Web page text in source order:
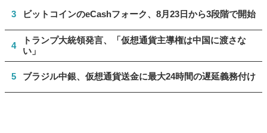
3 ビットコインのeCashフォーク、8月23日から3段階で開始
4
トランプ大統領発言、「仮想通貨主導権は中国に渡さな
い」
5 ブラジル中銀、仮想通貨送金に最大24時間の遅延義務付け